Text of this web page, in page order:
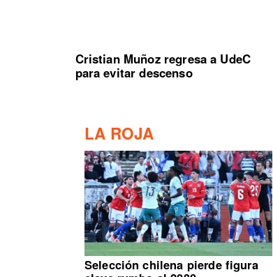
Cristian Muñoz regresa a UdeC
para evitar descenso
LA ROJA
Selección chilena pierde figura